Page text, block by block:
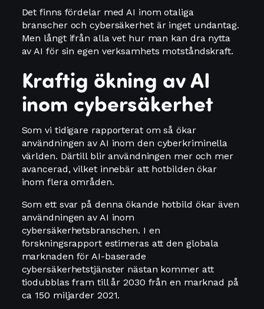
Det finns fördelar med AI inom otaliga
branscher och cybersäkerhet är inget undantag.
Men långt ifrån alla vet hur man kan dra nytta
av AI för sin egen verksamhets motståndskraft.
Kraftig ökning av AI
inom cybersäkerhet
Som vi tidigare rapporterat om så ökar
användningen av AI inom den cyberkriminella
världen. Därtill blir användningen mer och mer
avancerad, vilket innebär att hotbilden ökar
inom flera områden.
Som ett svar på denna ökande hotbild ökar även
användningen av AI inom
cybersäkerhetsbranschen. I en
forskningsrapport estimeras att den globala
marknaden för AI-baserade
cybersäkerhetstjänster nästan kommer att
tiodubblas fram till år 2030 från en marknad på
ca 150 miljarder 2021.